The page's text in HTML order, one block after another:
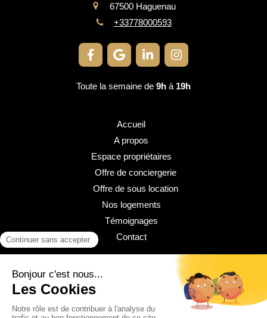
67500 Haguenau
+33778000593
Toute la semaine de 9h à 19h
Accueil
A propos
Espace propriétaires
Offre de conciergerie
Offre de sous location
Nos logements
Témoignages
Contact
Politique de confidentialité